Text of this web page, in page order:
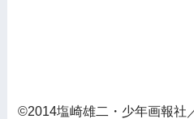
©2014塩崎雄二・少年画報社